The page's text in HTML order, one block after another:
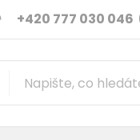
+420 777 030 046
Ověřené iPhony